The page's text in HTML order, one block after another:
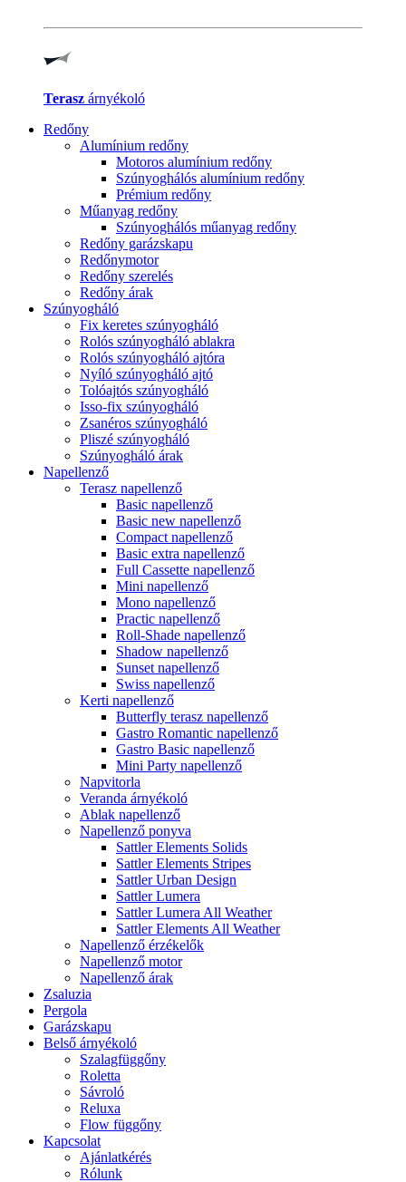
Terasz árnyékoló
Redőny
Alumínium redőny
Motoros alumínium redőny
Szúnyoghálós alumínium redőny
Prémium redőny
Műanyag redőny
Szúnyoghálós műanyag redőny
Redőny garázskapu
Redőnymotor
Redőny szerelés
Redőny árak
Szúnyogháló
Fix keretes szúnyogháló
Rolós szúnyogháló ablakra
Rolós szúnyogháló ajtóra
Nyíló szúnyogháló ajtó
Tolóajtós szúnyogháló
Isso-fix szúnyogháló
Zsanéros szúnyogháló
Pliszé szúnyogháló
Szúnyogháló árak
Napellenző
Terasz napellenző
Basic napellenző
Basic new napellenző
Compact napellenző
Basic extra napellenző
Full Cassette napellenző
Mini napellenző
Mono napellenző
Practic napellenző
Roll-Shade napellenző
Shadow napellenző
Sunset napellenző
Swiss napellenző
Kerti napellenző
Butterfly terasz napellenző
Gastro Romantic napellenző
Gastro Basic napellenző
Mini Party napellenző
Napvitorla
Veranda árnyékoló
Ablak napellenző
Napellenző ponyva
Sattler Elements Solids
Sattler Elements Stripes
Sattler Urban Design
Sattler Lumera
Sattler Lumera All Weather
Sattler Elements All Weather
Napellenző érzékelők
Napellenző motor
Napellenző árak
Zsaluzia
Pergola
Garázskapu
Belső árnyékoló
Szalagfüggőny
Roletta
Sávroló
Reluxa
Flow függőny
Kapcsolat
Ajánlatkérés
Rólunk